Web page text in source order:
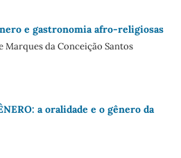
e gastronomia afro-religiosas
Marques da Conceição Santos
a oralidade e o gênero da